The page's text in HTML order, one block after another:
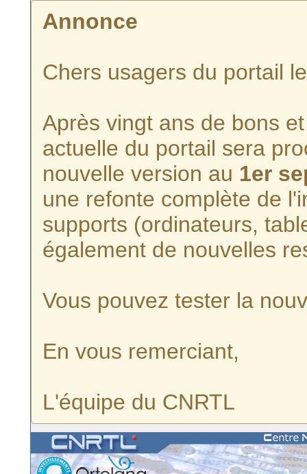
Annonce
Chers usagers du portail
Après vingt ans de bons
actuelle du portail sera
nouvelle version au 1er
une refonte complète de
supports (ordinateurs,
également de nouvelles
Vous pouvez tester la
En vous remerciant,
L'équipe du CNRTL